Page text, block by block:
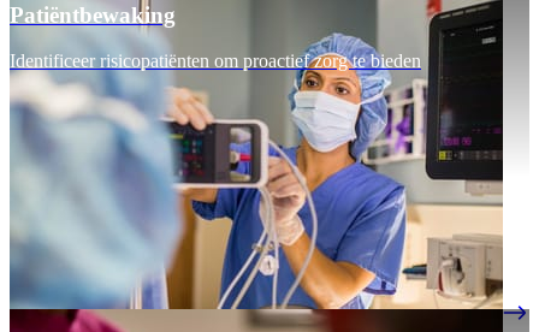
Patiëntbewaking
Identificeer risicopatiënten om proactief zorg te bieden